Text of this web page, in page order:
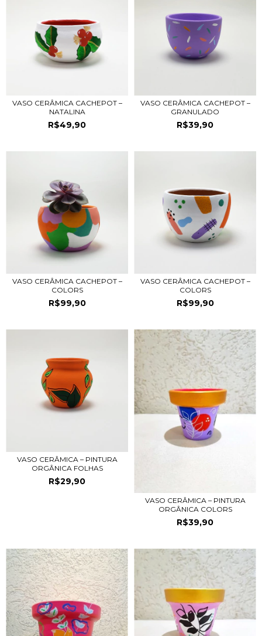
VASO CERÂMICA CACHEPOT –
NATALINA
R$49,90
VASO CERÂMICA CACHEPOT –
GRANULADO
R$39,90
VASO CERÂMICA CACHEPOT –
COLORS
R$99,90
VASO CERÂMICA CACHEPOT –
COLORS
R$99,90
VASO CERÂMICA – PINTURA
ORGÂNICA FOLHAS
R$29,90
VASO CERÂMICA – PINTURA
ORGÂNICA COLORS
R$39,90